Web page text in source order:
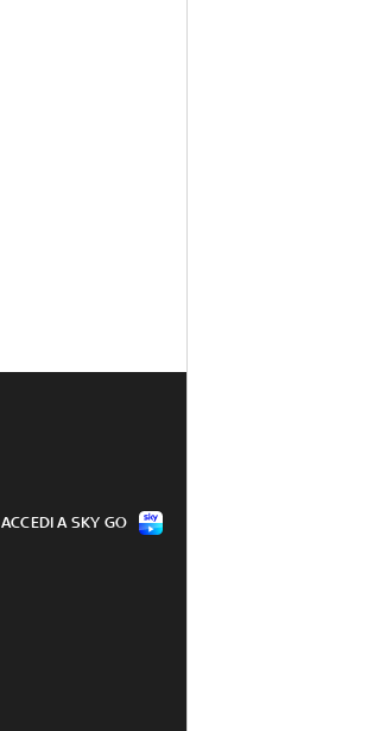
ACCEDI A SKY GO